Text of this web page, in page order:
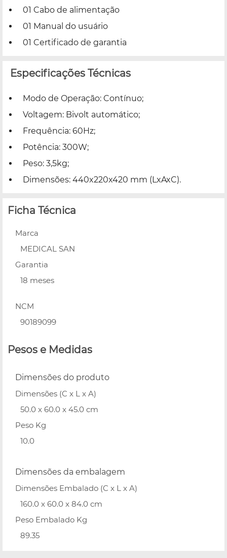
01 Cabo de alimentação
01 Manual do usuário
01 Certificado de garantia
Especificações Técnicas
Modo de Operação: Contínuo;
Voltagem: Bivolt automático;
Frequência: 60Hz;
Potência: 300W;
Peso: 3,5kg;
Dimensões: 440x220x420 mm (LxAxC).
Ficha Técnica
Marca
MEDICAL SAN
Garantia
18 meses
NCM
90189099
Pesos e Medidas
Dimensões do produto
Dimensões (C x L x A)
50.0 x 60.0 x 45.0 cm
Peso Kg
10.0
Dimensões da embalagem
Dimensões Embalado (C x L x A)
160.0 x 60.0 x 84.0 cm
Peso Embalado Kg
89.35